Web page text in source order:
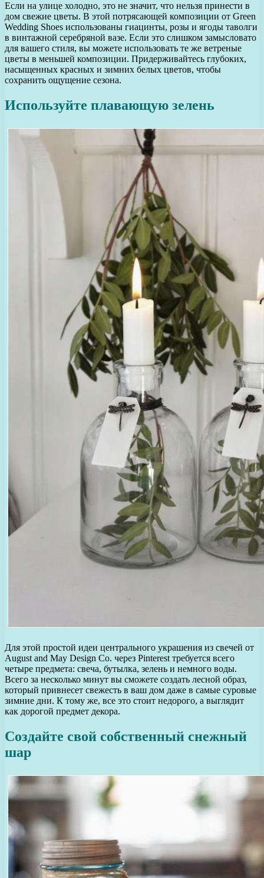
Если на улице холодно, это не значит, что нельзя принести в
дом свежие цветы. В этой потрясающей композиции от Green
Wedding Shoes использованы гиацинты, розы и ягоды таволги
в винтажной серебряной вазе. Если это слишком замысловато
для вашего стиля, вы можете использовать те же ветреные
цветы в меньшей композиции. Придерживайтесь глубоких,
насыщенных красных и зимних белых цветов, чтобы
сохранить ощущение сезона.
Используйте плавающую зелень
Для этой простой идеи центрального украшения из свечей от
August and May Design Co. через Pinterest требуется всего
четыре предмета: свеча, бутылка, зелень и немного воды.
Всего за несколько минут вы сможете создать лесной образ,
который привнесет свежесть в ваш дом даже в самые суровые
зимние дни. К тому же, все это стоит недорого, а выглядит
как дорогой предмет декора.
Создайте свой собственный снежный
шар